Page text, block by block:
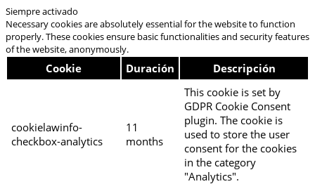
Siempre activado
Necessary cookies are absolutely essential for the website to function
properly. These cookies ensure basic functionalities and security features
of the website, anonymously.
Cookie Duración Descripción
cookielawinfo-
checkbox-analytics
11
months
This cookie is set by
GDPR Cookie Consent
plugin. The cookie is
used to store the user
consent for the cookies
in the category
"Analytics".